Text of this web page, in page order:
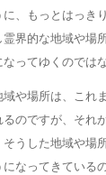
、もっとはっき
界的な地域や場
ってゆくのでは
や場所は、これ
のですが、それ
うした地域や場
なってきているの